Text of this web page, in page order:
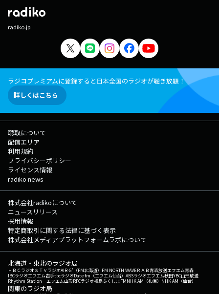
radiko.jp
ラジコプレミアムに登録すると日本全国のラジオが聴き放題！
詳しくはこちら
聴取について
配信エリア
利用規約
プライバシーポリシー
ライセンス情報
radiko news
株式会社radikoについて
ニュースリリース
採用情報
特定商取引に関する法律に基づく表示
株式会社メディアプラットフォームラボについて
北海道・東北のラジオ局
ＨＢＣラジオＳＴＶラジオAIR-G'（FM北海道） FM NORTH WAVEＲＡＢ青森放送エフエム青森
IBCラジオエフエム岩手tbcラジオDate fm（エフエム仙台） ABSラジオエフエム秋田YBC山形放送
Rhythm Station エフエム山形RFCラジオ福島ふくしまFMNHK AM（札幌） NHK AM（仙台）
関東のラジオ局